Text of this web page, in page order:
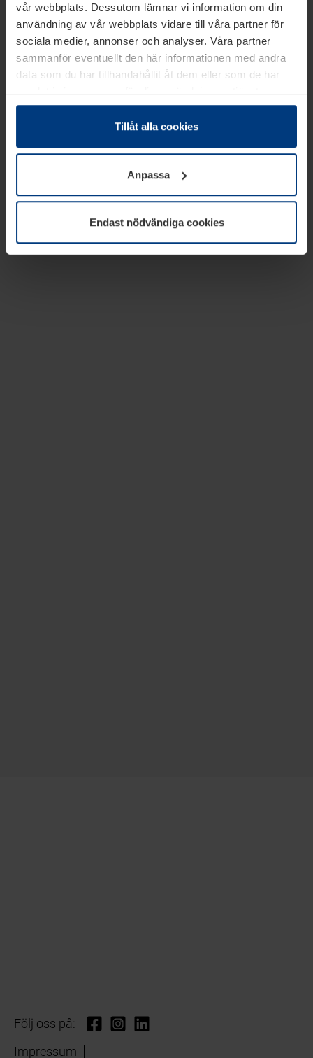
vår webbplats. Dessutom lämnar vi information om din
användning av vår webbplats vidare till våra partner för
sociala medier, annonser och analyser. Våra partner
sammanför eventuellt den här informationen med andra
data som du har tillhandahållit åt dem eller som de har
samlat in inom ramen för din användning av tjänsterna.
Juridiskt kan vi lagra kakor på din enhet, om de är
absolut nödvändiga för driften av den här webbplatsen.
godkännande kan du när som helst ändra eller återkalla i
informationen om kakor underDataskyddsförklaring
vår webbplats.
Tillåt alla cookies
Anpassa
Endast nödvändiga cookies
Följ oss på:
Impressum